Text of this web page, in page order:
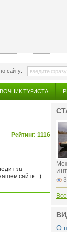
сайту:
ТУРИСТА
Рейтинг: 1116
за
сайте. :)
О